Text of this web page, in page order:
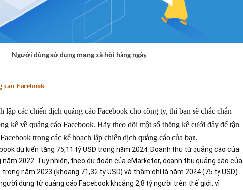
Người dùng sử dụng mạng xã hội hàng ngày
cáo Facebook
lập các chiến dịch quảng cáo Facebook cho công ty, thì bạn sẽ chắc chắn
kê về quảng cáo Facebook. Hãy theo dõi một số thống kê dưới đây để tận
trong các kế hoạch lập chiến dịch quảng cáo của bạn.
dự kiến tăng 75,11 tỷ USD trong năm 2024. Doanh thu từ quảng cáo của
2022. Tuy nhiên, theo dự đoán của eMarketer, doanh thu quảng cáo của
năm 2023 (khoảng 71,32 tỷ USD) và thậm chí là năm 2024 (75 tỷ USD).
dùng từ quảng cáo Facebook khoảng 2,8 tỷ người trên thế giới, vì